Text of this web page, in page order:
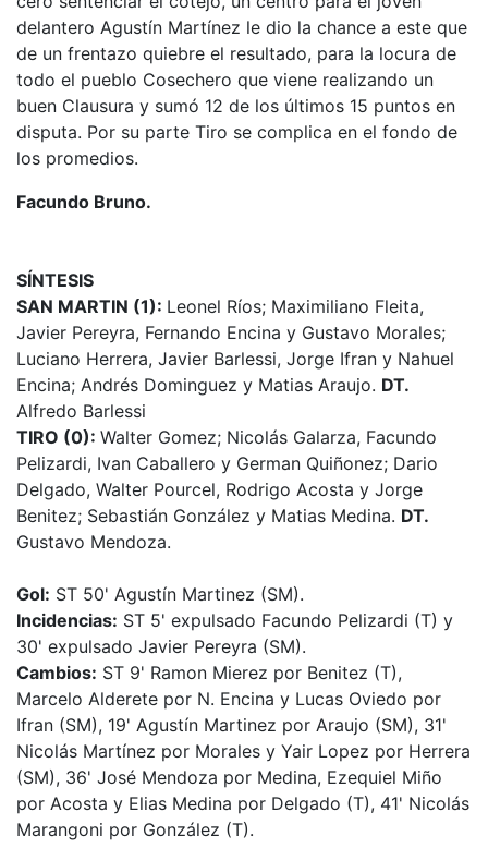
delantero Agustín Martínez le dio la chance a este que
de un frentazo quiebre el resultado, para la locura de
todo el pueblo Cosechero que viene realizando un
buen Clausura y sumó 12 de los últimos 15 puntos en
disputa. Por su parte Tiro se complica en el fondo de
los promedios.
Facundo Bruno.
SÍNTESIS
SAN MARTIN (1): Leonel Ríos; Maximiliano Fleita,
Javier Pereyra, Fernando Encina y Gustavo Morales;
Luciano Herrera, Javier Barlessi, Jorge Ifran y Nahuel
Encina; Andrés Dominguez y Matias Araujo. DT.
Alfredo Barlessi
TIRO (0): Walter Gomez; Nicolás Galarza, Facundo
Pelizardi, Ivan Caballero y German Quiñonez; Dario
Delgado, Walter Pourcel, Rodrigo Acosta y Jorge
Benitez; Sebastián González y Matias Medina. DT.
Gustavo Mendoza.
Gol: ST 50' Agustín Martinez (SM).
Incidencias: ST 5' expulsado Facundo Pelizardi (T) y
30' expulsado Javier Pereyra (SM).
Cambios: ST 9' Ramon Mierez por Benitez (T),
Marcelo Alderete por N. Encina y Lucas Oviedo por
Ifran (SM), 19' Agustín Martinez por Araujo (SM), 31'
Nicolás Martínez por Morales y Yair Lopez por Herrera
(SM), 36' José Mendoza por Medina, Ezequiel Miño
por Acosta y Elias Medina por Delgado (T), 41' Nicolás
Marangoni por González (T).